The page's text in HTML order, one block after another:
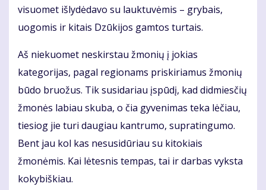
visuomet išlydėdavo su lauktuvėmis – grybais,
uogomis ir kitais Dzūkijos gamtos turtais.
Aš niekuomet neskirstau žmonių į jokias
kategorijas, pagal regionams priskiriamus žmonių
būdo bruožus. Tik susidariau įspūdį, kad didmiesčių
žmonės labiau skuba, o čia gyvenimas teka lėčiau,
tiesiog jie turi daugiau kantrumo, supratingumo.
Bent jau kol kas nesusidūriau su kitokiais
žmonėmis. Kai lėtesnis tempas, tai ir darbas vyksta
kokybiškiau.